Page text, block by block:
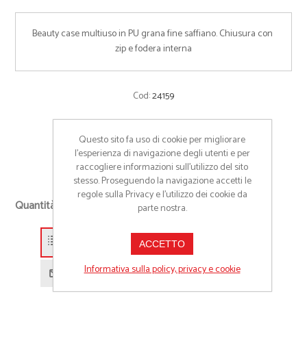
Beauty case multiuso in PU grana fine saffiano. Chiusura con
zip e fodera interna
Cod:24159
Quantità richiesta
+
-
Aggiungi alla lista preventivo
Richiedi informazioni prodotto
Questo sito fa uso di cookie per migliorare
l’esperienza di navigazione degli utenti e per
raccogliere informazioni sull’utilizzo del sito
stesso. Proseguendo la navigazione accetti le
regole sulla Privacy e l'utilizzo dei cookie da
parte nostra.
ACCETTO
Informativa sulla policy, privacy e cookie